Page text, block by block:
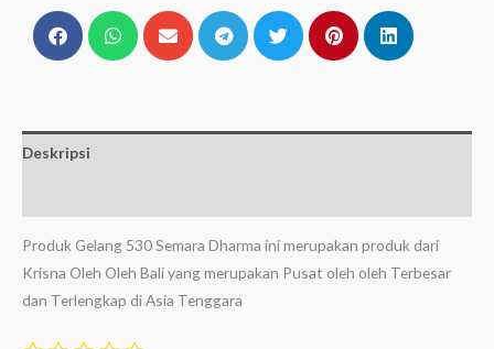
Deskripsi
Produk Gelang 530 Semara Dharma ini merupakan produk dari
Krisna Oleh Oleh Bali yang merupakan Pusat oleh oleh Terbesar
dan Terlengkap di Asia Tenggara